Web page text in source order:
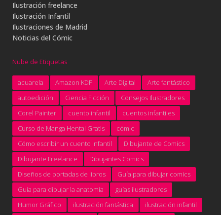
Ilustración freelance
Ilustración Infantil
Ilustraciones de Madrid
Noticias del Cómic
Nube de Etiquetas
acuarela Amazon KDP Arte Digital
Arte fantástico
autoedición
Ciencia Ficción
Consejos Ilustradores
Corel Painter
cuento infantil
cuentos infantiles
Curso de Manga Hentai Gratis
cómic
Cómo escribir un cuento infantil
Dibujante de Comics
Dibujante Freelance
Dibujantes Comics
Diseños de portadas de libros
Guía para dibujar comics
Guía para dibujar la anatomía
guías ilustradores
Humor Gráfico
ilustración fantástica
ilustración infantil